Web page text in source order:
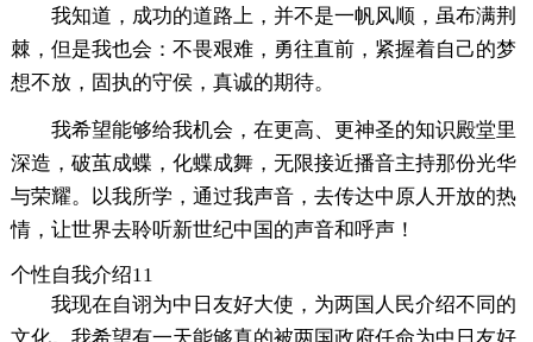
我知道，成功的道路上，并不是一帆风顺，虽布满荆
棘，但是我也会：不畏艰难，勇往直前，紧握着自己的梦
想不放，固执的守侯，真诚的期待。
我希望能够给我机会，在更高、更神圣的知识殿堂里
深造，破茧成蝶，化蝶成舞，无限接近播音主持那份光华
与荣耀。以我所学，通过我声音，去传达中原人开放的热
情，让世界去聆听新世纪中国的声音和呼声！
个性自我介绍11
我现在自诩为中日友好大使，为两国人民介绍不同的